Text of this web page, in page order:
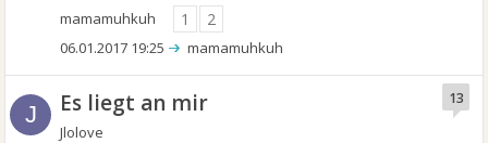
mamamuhkuh 1 2
06.01.2017 19:25 mamamuhkuh
J Es liegt an mir
Jlolove
13